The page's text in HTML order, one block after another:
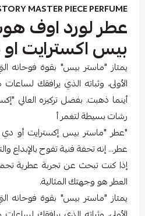
MASTER PIECE PERFUME
عطر لورد اوف
بيس اكسترايت
يمتاز "ماستر بيس" بقوة فوحانه
الأولى، وثباته الذي يرافقك
أينما ذهبت. بفضل تركيزه العالي
رشات بسيطة لتغمر أ
"عطر "ماستر بيس إكسترايت أو
عطر... إنه تحفة فنية تفوح بالإبداع
إذا كنت تبحث عن تجربة عطرية
العطر هو وجهتك المثالية.
يمتاز "ماستر بيس" بقوة فوحانه